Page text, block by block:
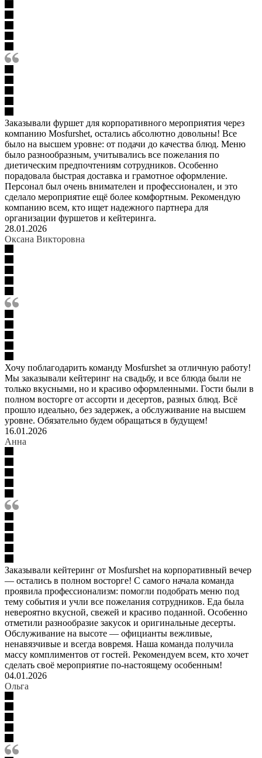
Заказывали фуршет для корпоративного мероприятия через
компанию Mosfurshet, остались абсолютно довольны! Все
было на высшем уровне: от подачи до качества блюд. Меню
было разнообразным, учитывались все пожелания по
диетическим предпочтениям сотрудников. Особенно
порадовала быстрая доставка и грамотное оформление.
Персонал был очень внимателен и профессионален, и это
сделало мероприятие ещё более комфортным. Рекомендую
компанию всем, кто ищет надежного партнера для
организации фуршетов и кейтеринга.
28.01.2026
Оксана Викторовна
Хочу поблагодарить команду Mosfurshet за отличную работу!
Мы заказывали кейтеринг на свадьбу, и все блюда были не
только вкусными, но и красиво оформленными. Гости были в
полном восторге от ассорти и десертов, разных блюд. Всё
прошло идеально, без задержек, а обслуживание на высшем
уровне. Обязательно будем обращаться в будущем!
16.01.2026
Анна
Заказывали кейтеринг от Mosfurshet на корпоративный вечер
— остались в полном восторге! С самого начала команда
проявила профессионализм: помогли подобрать меню под
тему события и учли все пожелания сотрудников. Еда была
невероятно вкусной, свежей и красиво поданной. Особенно
отметили разнообразие закусок и оригинальные десерты.
Обслуживание на высоте — официанты вежливые,
ненавязчивые и всегда вовремя. Наша команда получила
массу комплиментов от гостей. Рекомендуем всем, кто хочет
сделать своё мероприятие по‑настоящему особенным!
04.01.2026
Ольга